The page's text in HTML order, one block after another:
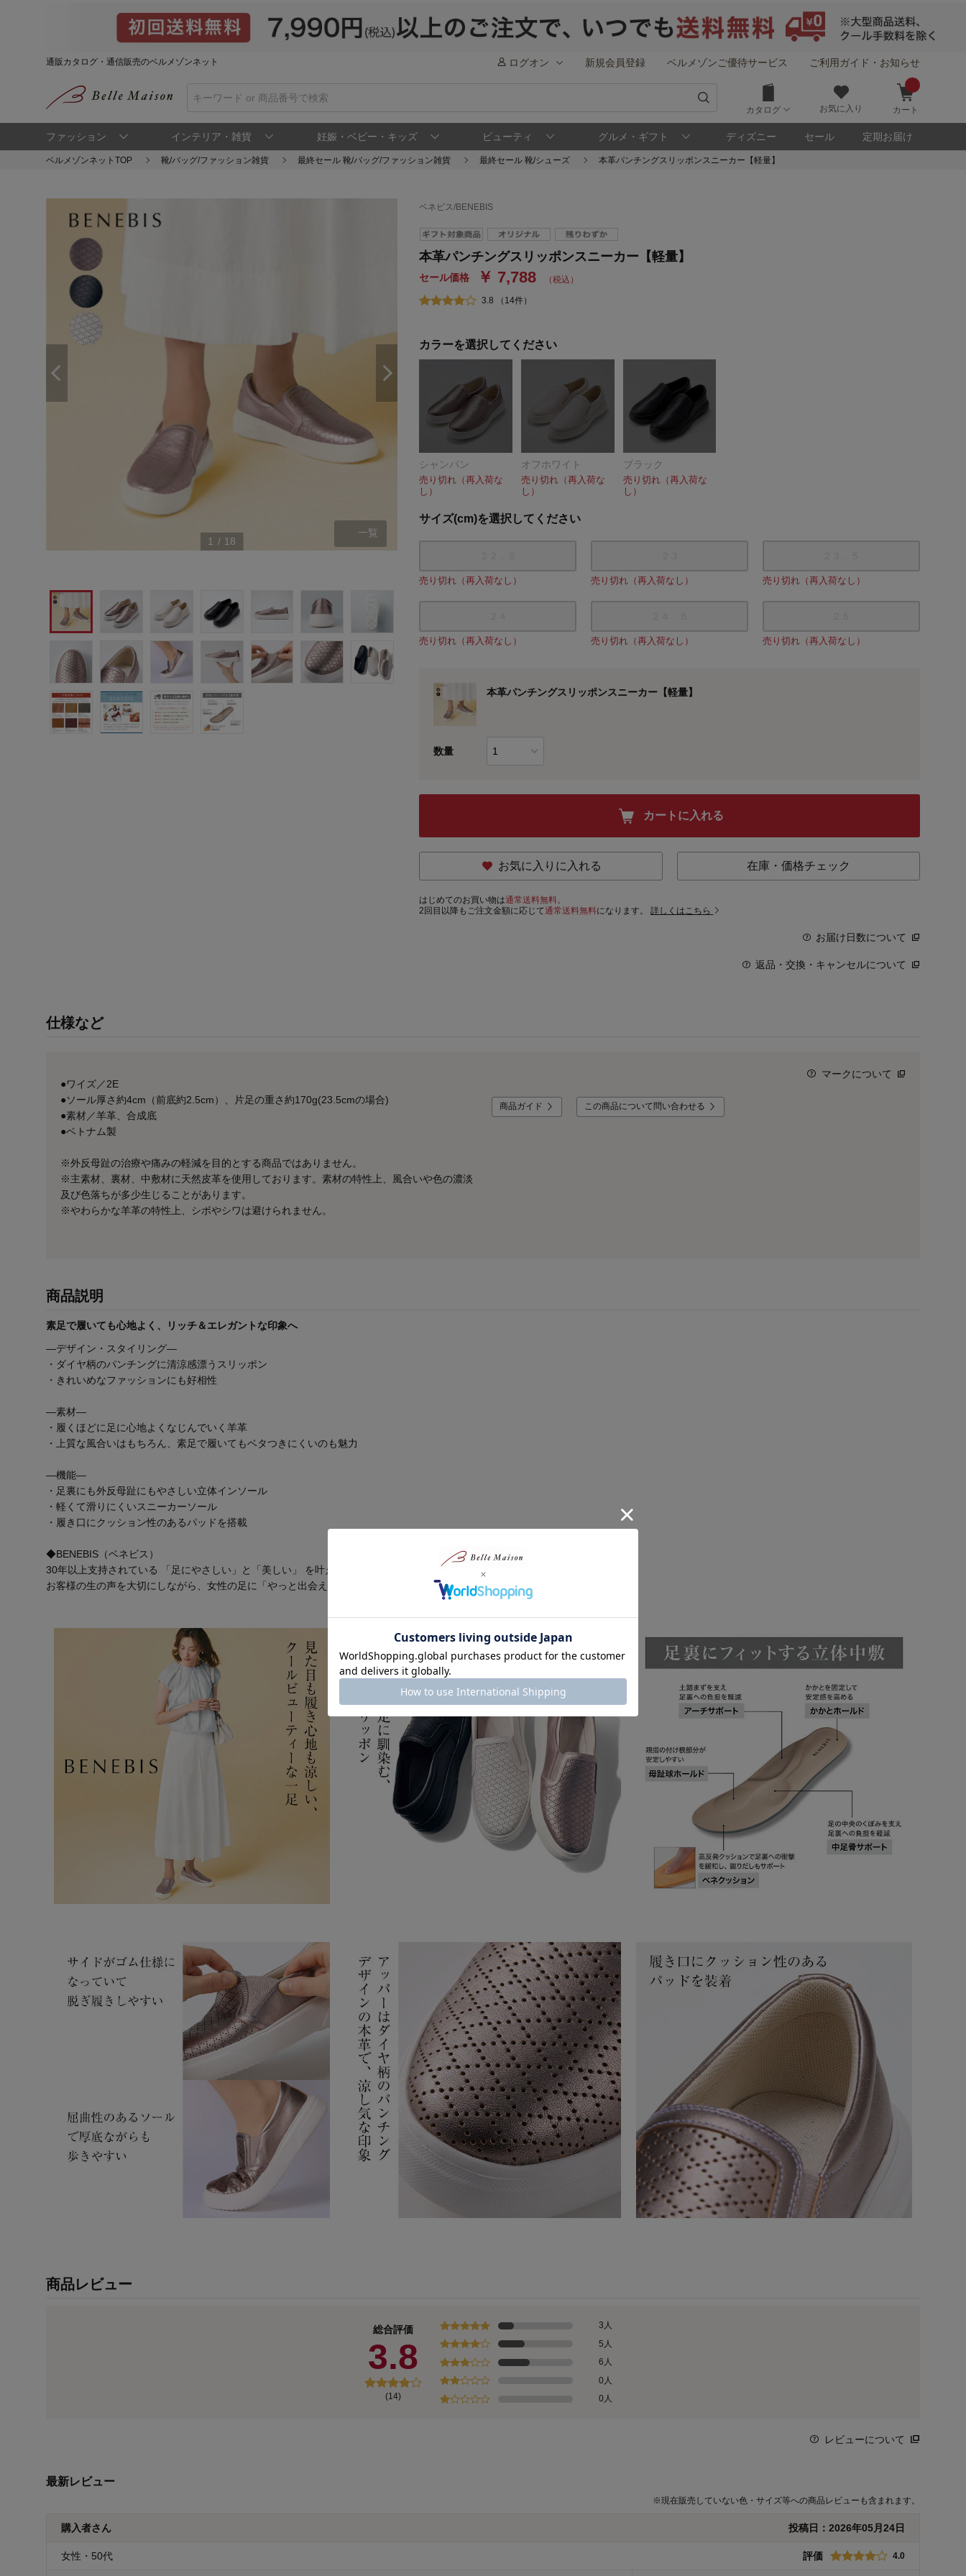
通販カタログ・通信販売のベルメゾンネット ログオン 新規会員登録 ベルメゾンご優待サービス ご利用ガイド・お知らせ
カタログ お気に入り カート
ファッション インテリア・雑貨 妊娠・ベビー・キッズ ビューティ グルメ・ギフト ディズニー セール 定期お届け
ベルメゾンネットTOP 靴/バッグ/ファッション雑貨 最終セール 靴/バッグ/ファッション雑貨 最終セール 靴/シューズ 本革パンチングスリッポンスニーカー【軽量】
1 / 18
一覧
ベネビス/BENEBIS
本革パンチングスリッポンスニーカー【軽量】
セール価格 ￥ 7,788 （税込）
3.8 （14件）
カラーを選択してください
シャンパン
売り切れ（再入荷な
し）
オフホワイト
売り切れ（再入荷な
し）
ブラック
売り切れ（再入荷な
し）
サイズ(cm)を選択してください
売り切れ（再入荷なし） 売り切れ（再入荷なし） 売り切れ（再入荷なし）
売り切れ（再入荷なし） 売り切れ（再入荷なし） 売り切れ（再入荷なし）
本革パンチングスリッポンスニーカー【軽量】
数量
カートに入れる
お気に入りに入れる 在庫・価格チェック
はじめてのお買い物は通常送料無料。
2回目以降もご注文金額に応じて通常送料無料になります。詳しくはこちら
お届け日数について
返品・交換・キャンセルについて
仕様など
●ワイズ／2E
●ソール厚さ約4cm（前底約2.5cm）、片足の重さ約170g(23.5cmの場合)
●素材／羊革、合成底
●ベトナム製
※外反母趾の治療や痛みの軽減を目的とする商品ではありません。
※主素材、裏材、中敷材に天然皮革を使用しております。素材の特性上、風合いや色の濃淡
及び色落ちが多少生じることがあります。
※やわらかな羊革の特性上、シボやシワは避けられません。
マークについて
商品ガイド この商品について問い合わせる
商品説明
素足で履いても心地よく、リッチ＆エレガントな印象へ
―デザイン・スタイリング―
・ダイヤ柄のパンチングに清涼感漂うスリッポン
・きれいめなファッションにも好相性
―素材―
・履くほどに足に心地よくなじんでいく羊革
・上質な風合いはもちろん、素足で履いてもベタつきにくいのも魅力
―機能―
・足裏にも外反母趾にもやさしい立体インソール
・軽くて滑りにくいスニーカーソール
・履き口にクッション性のあるパッドを搭載
◆BENEBIS（ベネビス）
30年以上支持されている 「足にやさしい」と「美しい」 を叶える がコンセプトのベルメゾンオリジナルブランド。
お客様の生の声を大切にしながら、女性の足に「やっと出会えた」と喜んで頂ける履き心地をお届けしています。
商品レビュー
総合評価
3.8
(14)
3人
5人
6人
0人
0人
レビューについて
最新レビュー
※現在販売していない色・サイズ等への商品レビューも含まれます。
購入者さん 投稿日： 2026年05月24日
女性・50代 評価 4.0